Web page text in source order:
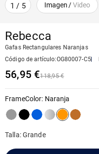
1 / 5 Imagen /Video
Rebecca
Gafas Rectangulares Naranjas
Código de artículo:OG80007-C5
56,95 €118,95 €
FrameColor: Naranja
Talla: Grande